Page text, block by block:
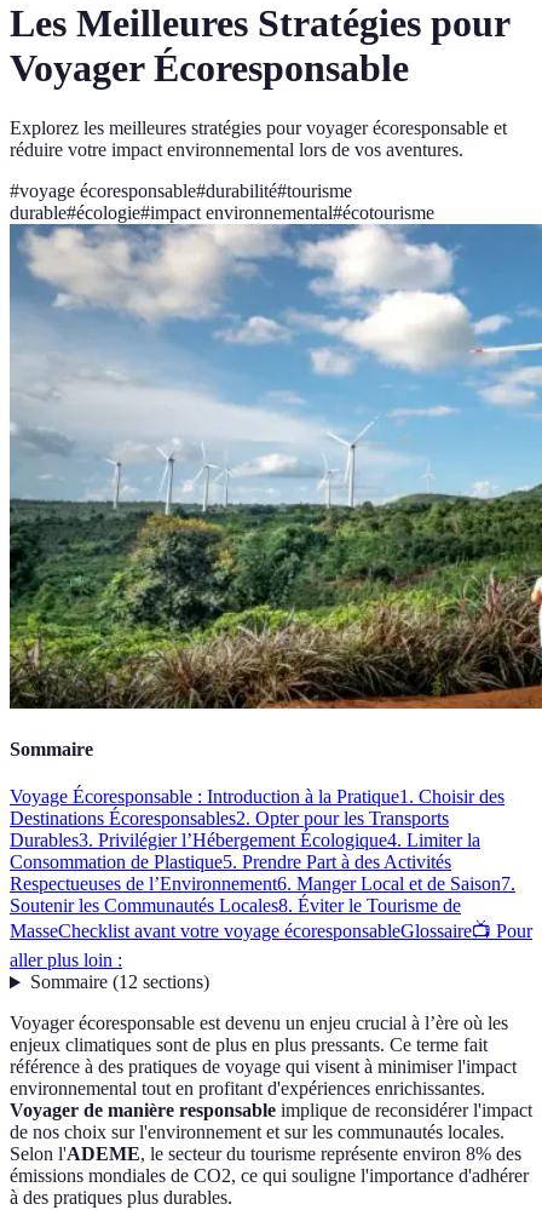
Les Meilleures Stratégies pour
Voyager Écoresponsable
Explorez les meilleures stratégies pour voyager écoresponsable et
réduire votre impact environnemental lors de vos aventures.
#voyage écoresponsable#durabilité#tourisme
durable#écologie#impact environnemental#écotourisme
Sommaire
Voyage Écoresponsable : Introduction à la Pratique1. Choisir des
Destinations Écoresponsables2. Opter pour les Transports
Durables3. Privilégier l’Hébergement Écologique4. Limiter la
Consommation de Plastique5. Prendre Part à des Activités
Respectueuses de l’Environnement6. Manger Local et de Saison7.
Soutenir les Communautés Locales8. Éviter le Tourisme de
MasseChecklist avant votre voyage écoresponsableGlossaire📺 Pour
aller plus loin :
Sommaire(12 sections)
Voyager écoresponsable est devenu un enjeu crucial à l’ère où les
enjeux climatiques sont de plus en plus pressants. Ce terme fait
référence à des pratiques de voyage qui visent à minimiser l'impact
environnemental tout en profitant d'expériences enrichissantes.
Voyager de manière responsable implique de reconsidérer l'impact
de nos choix sur l'environnement et sur les communautés locales.
Selon l'ADEME, le secteur du tourisme représente environ 8% des
émissions mondiales de CO2, ce qui souligne l'importance d'adhérer
à des pratiques plus durables.